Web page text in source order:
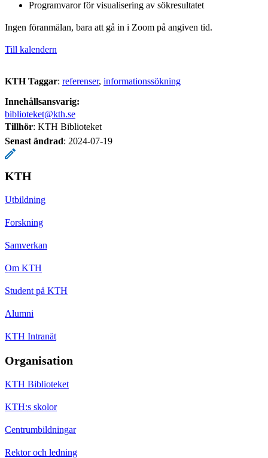
Programvaror för visualisering av sökresultatet
Ingen föranmälan, bara att gå in i Zoom på angiven tid.
Till kalendern
KTH Taggar: referenser informationssökning
Innehållsansvarig:
biblioteket@kth.se
Tillhör: KTH Biblioteket
Senast ändrad: 2024-07-19
KTH
Utbildning
Forskning
Samverkan
Om KTH
Student på KTH
Alumni
KTH Intranät
Organisation
KTH Biblioteket
KTH:s skolor
Centrumbildningar
Rektor och ledning